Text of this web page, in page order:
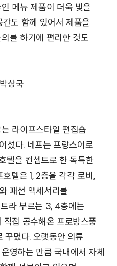
메뉴 제품이 더욱 빛을
도 함께 있어서 제품을
를 하기에 편리한 것도
박상국
라이프스타일 편집숍
섰다. 네프는 프랑스어로
텔을 컨셉트로 한 독특한
텔은 1, 2층을 각각 로비,
패션 액세서리를
라 부르는 3, 4층에는
접 공수해온 프로방스풍
꾸몄다. 오랫동안 의류
영하는 만큼 국내에서 자체